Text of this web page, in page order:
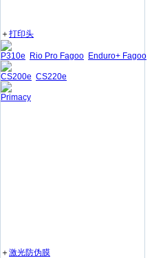
＋打印头
P310e Rio Pro Fagoo Enduro+ Fagoo
CS200e CS220e
Primacy
＋激光防伪膜